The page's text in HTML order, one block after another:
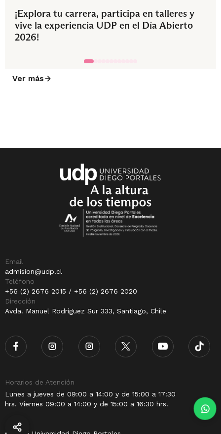
¡Explora tu carrera, participa en talleres y
vive la experiencia UDP en el Día Abierto
2026!
Ver más
Email
admision@udp.cl
Teléfono
+56 (2) 2676 2015 / +56 (2) 2676 2020
Dirección
Avda. Manuel Rodríguez Sur 333, Santiago, Chile
Horarios de Atención
Lunes a jueves de 09:00 a 14:00 y de 15:00 a 17:30
hrs. Viernes 09:00 a 14:00 y de 15:00 a 16:30 hrs.